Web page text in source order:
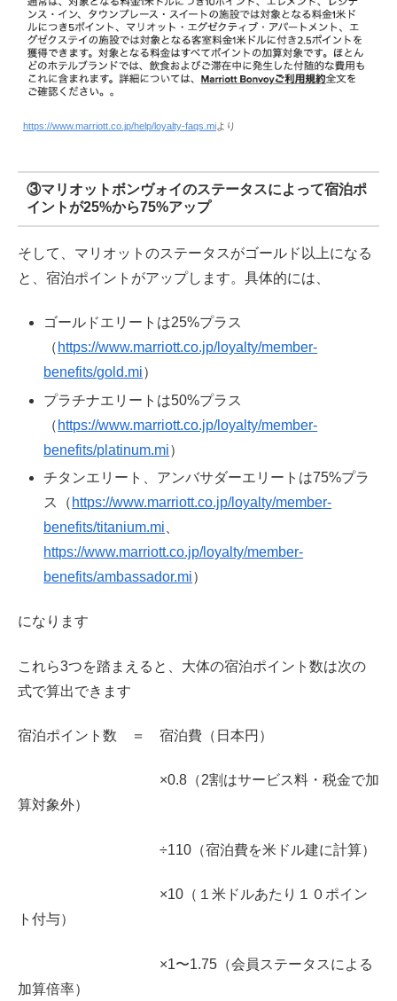
https://www.marriott.co.jp/help/loyalty-faqs.miより
③マリオットボンヴォイのステータスによって宿泊ポ
イントが25%から75%アップ
そして、マリオットのステータスがゴールド以上になる
と、宿泊ポイントがアップします。具体的には、
ゴールドエリートは25%プラス
（ https://www.marriott.co.jp/loyalty/member-
benefits/gold.mi）
プラチナエリートは50%プラス
（ https://www.marriott.co.jp/loyalty/member-
benefits/platinum.mi）
チタンエリート、アンバサダーエリートは75%プラ
ス（ https://www.marriott.co.jp/loyalty/member-
benefits/titanium.mi
https://www.marriott.co.jp/loyalty/member-
benefits/ambassador.mi）
になります
これら3つを踏まえると、大体の宿泊ポイント数は次の
式で算出できます
宿泊ポイント数 ＝ 宿泊費（日本円）
×0.8（2割はサービス料・税金で加
算対象外）
÷110（宿泊費を米ドル建に計算）
×10（１米ドルあたり１０ポイン
ト付与）
×1〜1.75（会員ステータスによる
加算倍率）